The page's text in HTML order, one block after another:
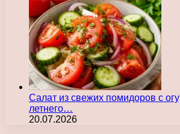
Салат из свежих помидоров с
летнего…
20.07.2026